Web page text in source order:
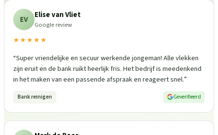
EV Elise van Vliet
Google review
★★★★★
“Super vriendelijke en secuur werkende jongeman! Alle vlekken
zijn eruit en de bank ruikt heerlijk fris. Het bedrijf is meedenkend
in het maken van een passende afspraak en reageert snel.”
Bank reinigen Geverifieerd